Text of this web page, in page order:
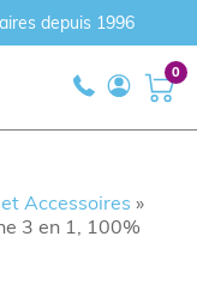
depuis 1996
0
Accessoires »
3 en 1, 100%